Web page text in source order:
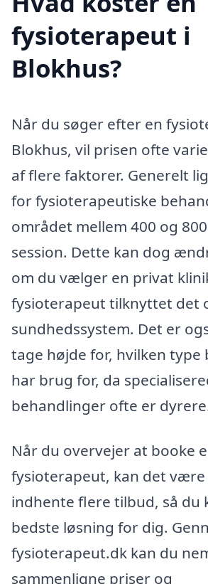
fysioterapeut i
Blokhus?
Når du søger efter en
Blokhus, vil prisen ofte
af flere faktorer. Generelt
for fysioterapeutiske
området mellem 400 og 800
session. Dette kan dog
om du vælger en privat
fysioterapeut tilknyttet det
sundhedssystem. Det er
tage højde for, hvilken type
har brug for, da
behandlinger ofte er
Når du overvejer at booke
fysioterapeut, kan det være
indhente flere tilbud, så du
bedste løsning for dig.
fysioterapeut.dk kan du
sammenligne priser og